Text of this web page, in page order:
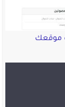
موقعك